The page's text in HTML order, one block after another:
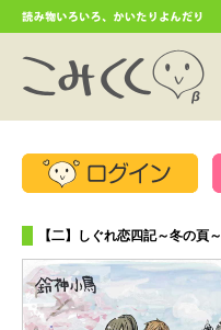
【二】しぐれ恋四記～冬の頁～